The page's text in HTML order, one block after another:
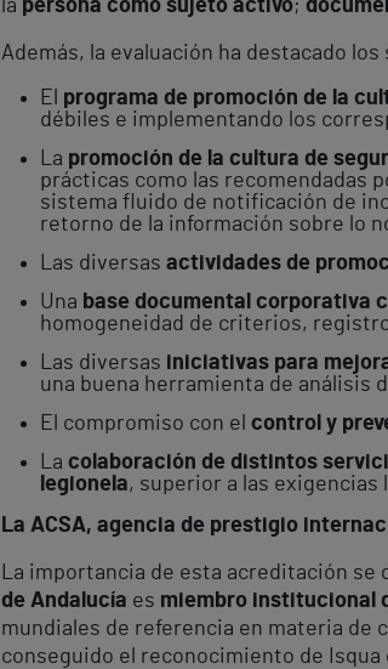
la persona como sujeto activo;
Además, la evaluación ha destacado
El programa de promoción de la
débiles e implementando los
La promoción de la cultura de
prácticas como las recomendadas
sistema fluido de notificación de
retorno de la información sobre lo
Las diversas actividades de
Una base documental corporativa
homogeneidad de criterios,
Las diversas
iniciativas para
una buena herramienta de análisis
El compromiso con el control y
La colaboración de distintos
legionela, superior a las exigencias
La ACSA, agencia de prestigio
La importancia de esta acreditación se
de Andalucía es miembro institucional
mundiales de referencia en materia de
conseguido el reconocimiento de